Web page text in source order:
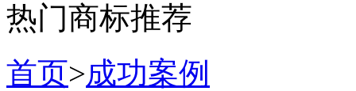
热门商标推荐
首页>成功案例